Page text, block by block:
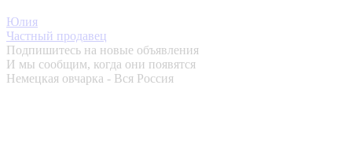
Юлия
Частный продавец
Подпишитесь на новые объявления
И мы сообщим, когда они появятся
Немецкая овчарка - Вся Россия